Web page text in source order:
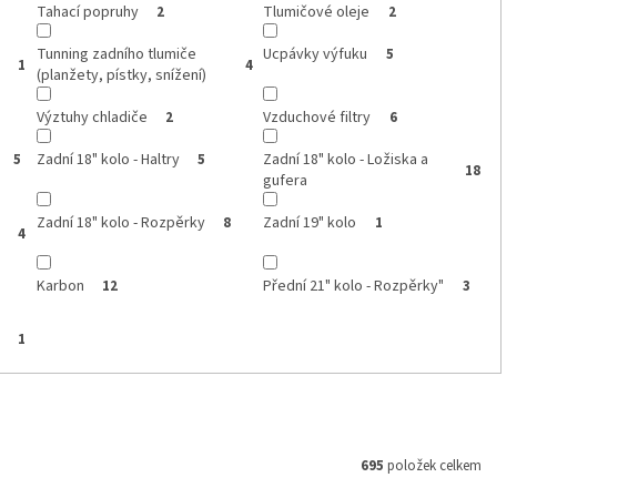
Tahací popruhy 2 Tlumičové oleje 2
1
Tunning zadního tlumiče
(planžety, pístky, snížení)
4 Ucpávky výfuku 5
Výztuhy chladiče 2 Vzduchové filtry 6
5 Zadní 18" kolo - Haltry 5
Zadní 18" kolo - Ložiska a
gufera
18
4 Zadní 18" kolo - Rozpěrky 8 Zadní 19" kolo 1
Karbon 12 Přední 21" kolo - Rozpěrky" 3
1
695 položek celkem